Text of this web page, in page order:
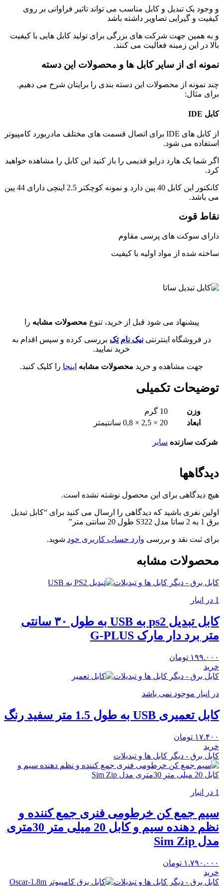
و وجود یک تبدیل و کابل مناسب می تواند تاثیر فراوانی بر روی
کیفیت و گیرایی تصاویر داشته باشد
و به همین جهت شرکت های بزرگی برای تولید کابل هایی با کیفیت
بالا در این زمینه فعالیت می کنند.
نمونه ای از سایر کابل ها و محصولات این دسته
چند نمونه از محصولات این دسته بندی را برایتان شرح می دهیم.
برای مثال:
کابل IDE
از کابل های IDE برای اتصال قسمت های مختلف مادربورد کامپیوتر
استفاده می شود.
اگر شما یک هارد درایو قدیمی را باز کنید این کابل را مشاهده خواهید
کرد.
کانکتور این کابل 40 پین دارد و نمونه کوچکتر 2.5 اینچی دارای 44 پین
می باشد.
نقاط قوت
دارای سوکت های پرسی مقاوم
ساخته شده از مواد اولیه با کیفیت
پیشنهاد می شود قبل از خرید، تنوع محصولات مشابه را
در فروشگاه اینترنتی نیک نام تِک بررسی کرده و سپس اقدام به
خرید نمایید.
جهت مشاهده و خرید محصولات مشابه اینجا را کلیک کنید.
توضیحات تکمیلی
وزن
10 گرم
ابعاد
20 × 2,5 × 0,8 سانتیمتر
شرکت سازنده سایر
دیدگاهها
هیچ دیدگاهی برای این محصول نوشته نشده است.
اولین نفری باشید که دیدگاهی را ارسال می کنید برای “کابل تبدیل
برق 1 به 2 ساتا مدل S322 طول 20 سانتی متر”
برای ثبت نقد و بررسی وارد حساب کاربری خود شوید.
محصولات مشابه
کابل برق - دیگر کابل ها و تبدیلات
1 در انبار
کابل تبدیل ps2 به USB به طول ۳۰ سانتی
متر برد دار مارک G-PLUS
۱۹۹.۰۰۰ تومان
خرید
کابل برق - دیگر کابل ها و تبدیلات
در انبار موجود نمی باشد
کابل تعمیری USB به طول 1.5 متر سفید رنگ
۱۷.۴۰۰ تومان
خرید
کابل برق - دیگر کابل ها و تبدیلات
1 در انبار
سیم جمع کن خرطومی فنری جمع کننده و
نظم دهنده سیم و کابل 20 میلی متر 30متری
مدل Sim Zip
۱.۷۹۰.۰۰۰ تومان
خرید
کابل برق - دیگر کابل ها و تبدیلات